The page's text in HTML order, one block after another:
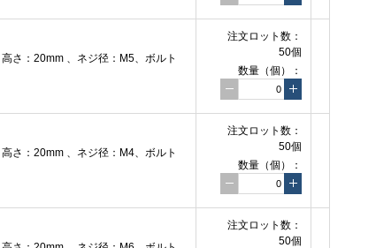
さ：20mm 、ネジ径：M5、ボルト
注文ロット数：
50個
数量（個）：
さ：20mm 、ネジ径：M4、ボルト
注文ロット数：
50個
数量（個）：
注文ロット数：
50個